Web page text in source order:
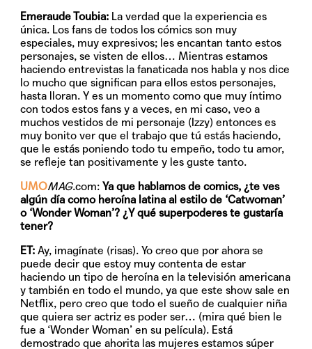
Emeraude Toubia: La verdad que la experiencia es
única. Los fans de todos los cómics son muy
especiales, muy expresivos; les encantan tanto estos
personajes, se visten de ellos… Mientras estamos
haciendo entrevistas la fanaticada nos habla y nos dice
lo mucho que significan para ellos estos personajes,
hasta lloran. Y es un momento como que muy íntimo
con todos estos fans y a veces, en mi caso, veo a
muchos vestidos de mi personaje (Izzy) entonces es
muy bonito ver que el trabajo que tú estás haciendo,
que le estás poniendo todo tu empeño, todo tu amor,
se refleje tan positivamente y les guste tanto.
UMOMAG.com:Ya que hablamos de comics, ¿te ves
algún día como heroína latina al estilo de ‘Catwoman’
o ‘Wonder Woman’? ¿Y qué superpoderes te gustaría
tener?
ET:Ay, imagínate (risas). Yo creo que por ahora se
puede decir que estoy muy contenta de estar
haciendo un tipo de heroína en la televisión americana
y también en todo el mundo, ya que este show sale en
Netflix, pero creo que todo el sueño de cualquier niña
que quiera ser actriz es poder ser… (mira qué bien le
fue a ‘Wonder Woman’ en su película). Está
demostrado que ahorita las mujeres estamos súper